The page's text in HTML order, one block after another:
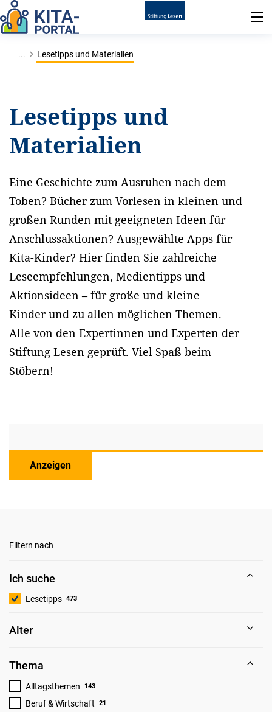
... Lesetipps und Materialien
Lesetipps und
Materialien
Eine Geschichte zum Ausruhen nach dem
Toben? Bücher zum Vorlesen in kleinen und
großen Runden mit geeigneten Ideen für
Anschlussaktionen? Ausgewählte Apps für
Kita-Kinder? Hier finden Sie zahlreiche
Leseempfehlungen, Medientipps und
Aktionsideen – für große und kleine
Kinder und zu allen möglichen Themen.
Alle von den Expertinnen und Experten der
Stiftung Lesen geprüft. Viel Spaß beim
Stöbern!
Anzeigen
Filtern nach
Ich suche
Lesetipps 473
Alter
Thema
Alltagsthemen 143
Beruf & Wirtschaft 21